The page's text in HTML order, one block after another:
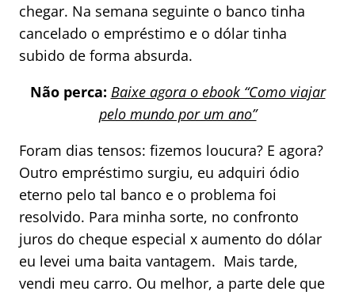
chegar. Na semana seguinte o banco tinha
cancelado o empréstimo e o dólar tinha
subido de forma absurda.
Não perca: Baixe agora o ebook “Como viajar
pelo mundo por um ano”
Foram dias tensos: fizemos loucura? E agora?
Outro empréstimo surgiu, eu adquiri ódio
eterno pelo tal banco e o problema foi
resolvido. Para minha sorte, no confronto
juros do cheque especial x aumento do dólar
eu levei uma baita vantagem. Mais tarde,
vendi meu carro. Ou melhor, a parte dele que